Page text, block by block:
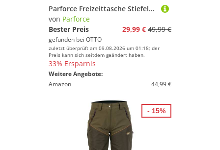
Parforce Freizeittasche Stiefeltasche
von Parforce
Bester Preis
29,99 € 49,99 €
gefunden bei OTTO
zuletzt überprüft am 09.08.2026 um 01:18; der
Preis kann sich seitdem geändert haben.
33% Ersparnis
Weitere Angebote:
Amazon
44,99 €
- 15%